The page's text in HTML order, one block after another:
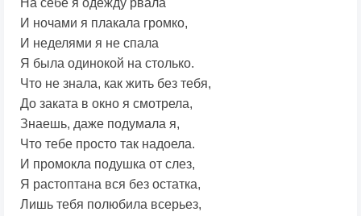
На себе я одежду рвала
И ночами я плакала громко,
И неделями я не спала
Я была одинокой на столько.
Что не знала, как жить без тебя,
До заката в окно я смотрела,
Знаешь, даже подумала я,
Что тебе просто так надоела.
И промокла подушка от слез,
Я растоптана вся без остатка,
Лишь тебя полюбила всерьез,